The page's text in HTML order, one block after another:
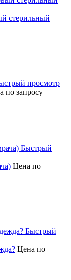
стерильный
просмотр
по запросу
Быстрый
Цена по
Быстрый
Цена по